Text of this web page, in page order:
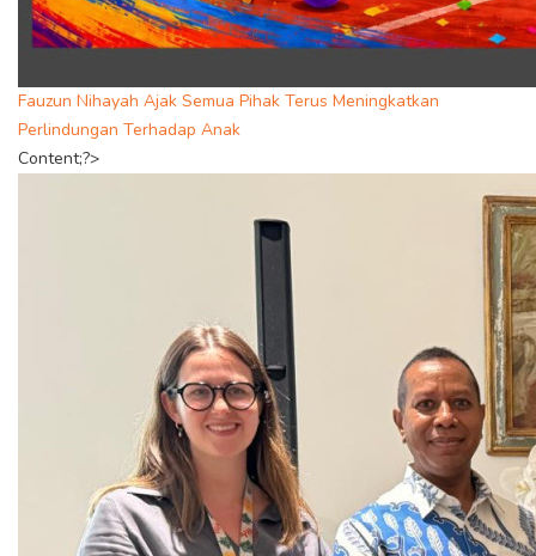
Fauzun Nihayah Ajak Semua Pihak Terus Meningkatkan
Perlindungan Terhadap Anak
Content;?>